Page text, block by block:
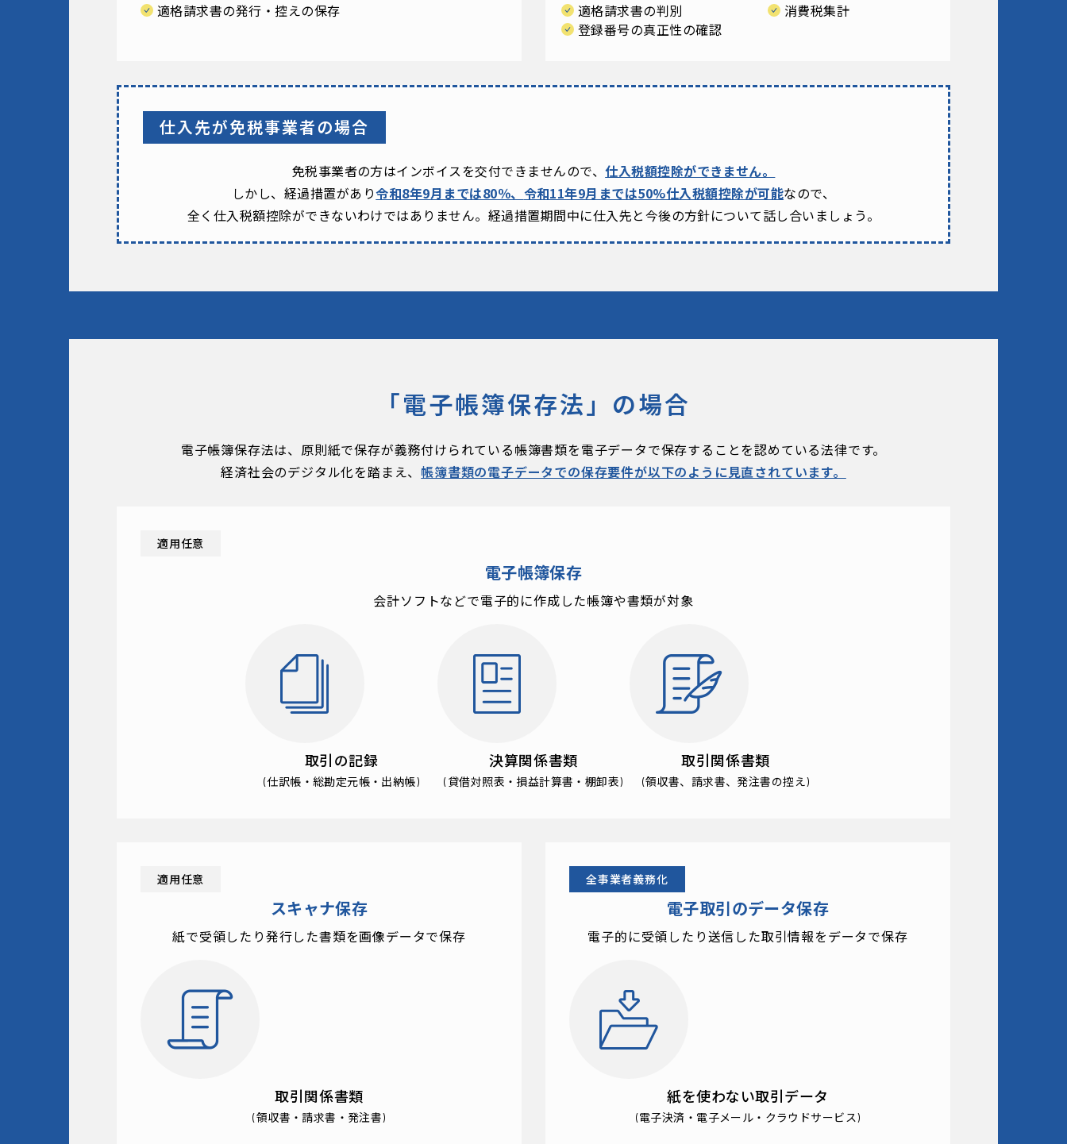
適格請求書の発行・控えの保存
適格請求書の判別
登録番号の真正性の確認
消費税集計
仕入先が免税事業者の場合
免税事業者の方はインボイスを交付できませんので、仕入税額控除ができません。
しかし、経過措置があり令和8年9月までは80％、 令和11年9月までは50%仕入税額控除が可能なので、
全く仕入税額控除ができないわけではありません。 経過措置期間中に仕入先と今後の方針について話し合いましょう。
「電子帳簿保存法」の場合
電子帳簿保存法は、原則紙で保存が義務付けられている帳簿書類を電子データで保存することを認めている法律です。
経済社会のデジタル化を踏まえ、 帳簿書類の電子データでの保存要件が以下のように見直されています。
適用任意
電子帳簿保存
会計ソフトなどで電子的に作成した帳簿や書類が対象
取引の記録
(仕訳帳・総勘定元帳・出納帳)
決算関係書類
(貸借対照表・損益計算書・棚卸表)
取引関係書類
(領収書、請求書、発注書の控え)
適用任意
スキャナ保存
紙で受領したり発行した書類を画像データで保存
取引関係書類
(領収書・請求書・発注書)
全事業者義務化
電子取引のデータ保存
電子的に受領したり 送信した取引情報をデータで保存
紙を使わない取引データ
(電子決済・電子メール・クラウドサービス)